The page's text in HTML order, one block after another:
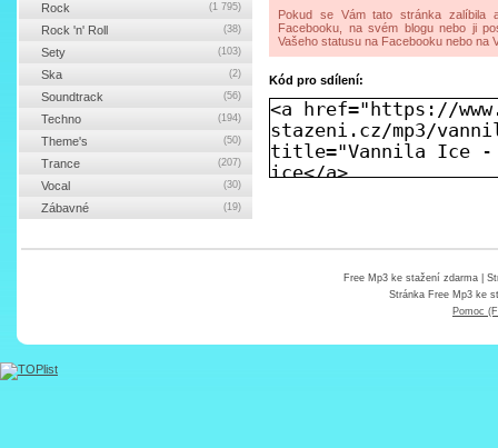
Pokud se Vám tato stránka zalíbila
Facebooku, na svém blogu nebo ji
Vašeho statusu na Facebooku nebo na
Kód pro sdílení:
Rock (1 795)
Rock 'n' Roll (38)
Sety (103)
Ska (2)
Soundtrack (56)
Techno (194)
Theme's (50)
Trance (207)
Vocal (30)
Zábavné (19)
Free Mp3 ke stažení zdarma|
Stránka Free Mp3 ke
Pomoc